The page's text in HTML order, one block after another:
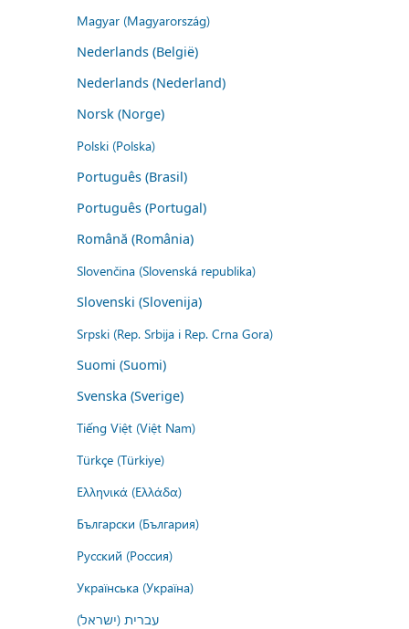
Magyar (Magyarország)
Nederlands (België)
Nederlands (Nederland)
Norsk (Norge)
Polski (Polska)
Português (Brasil)
Português (Portugal)
Română (România)
Slovenčina (Slovenská republika)
Slovenski (Slovenija)
Srpski (Rep. Srbija i Rep. Crna Gora)
Suomi (Suomi)
Svenska (Sverige)
Tiếng Việt (Việt Nam)
Türkçe (Türkiye)
Ελληνικά (Ελλάδα)
Български (България)
Русский (Россия)
Українська (Україна)
עברית (ישראל)